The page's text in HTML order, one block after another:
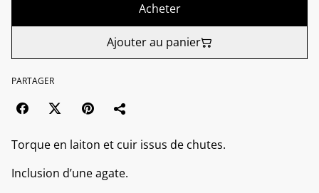
Acheter
Ajouter au panier
PARTAGER
Torque en laiton et cuir issus de chutes.
Inclusion d’une agate.